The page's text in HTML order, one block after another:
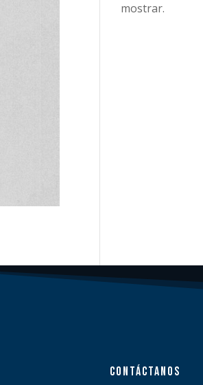
mostrar.
CONTÁCTANOS